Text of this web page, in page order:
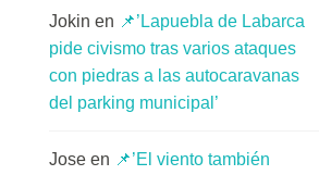
Jokin en 📌’Lapuebla de Labarca
pide civismo tras varios ataques
con piedras a las autocaravanas
del parking municipal’
Jose en 📌’El viento también